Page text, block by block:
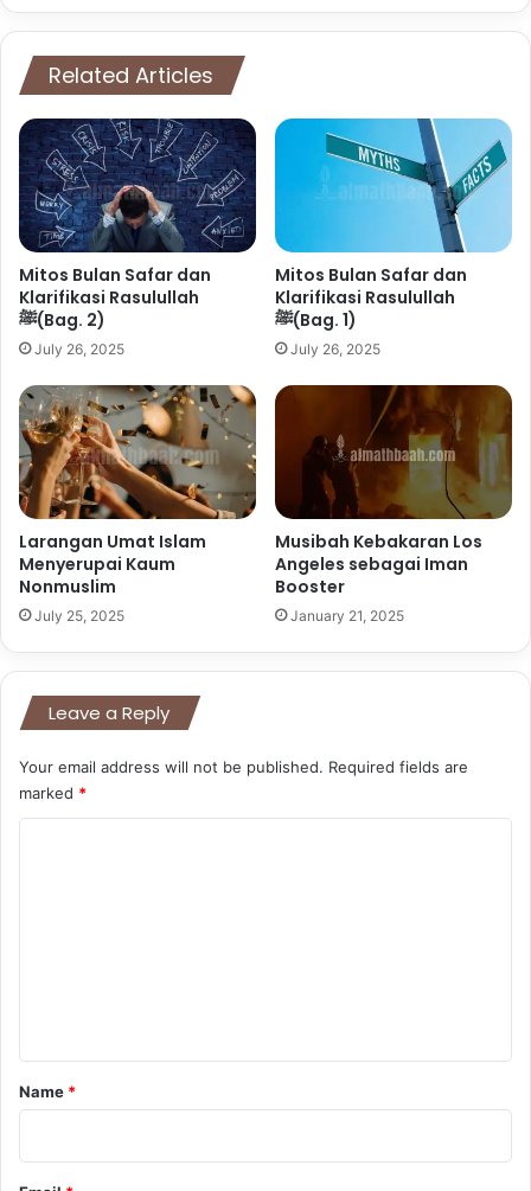
Related Articles
Mitos Bulan Safar dan
Klarifikasi Rasulullah
ﷺ(Bag. 2)
July 26, 2025
Mitos Bulan Safar dan
Klarifikasi Rasulullah
ﷺ(Bag. 1)
July 26, 2025
Larangan Umat Islam
Menyerupai Kaum
Nonmuslim
July 25, 2025
Musibah Kebakaran Los
Angeles sebagai Iman
Booster
January 21, 2025
Leave a Reply
Your email address will not be published. Required fields are
marked *
*
Name *